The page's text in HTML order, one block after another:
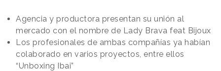
Agencia y productora presentan su unión al
mercado con el nombre de Lady Brava feat Bijoux
Los profesionales de ambas compañías ya habían
colaborado en varios proyectos, entre ellos
“Unboxing Ibai”